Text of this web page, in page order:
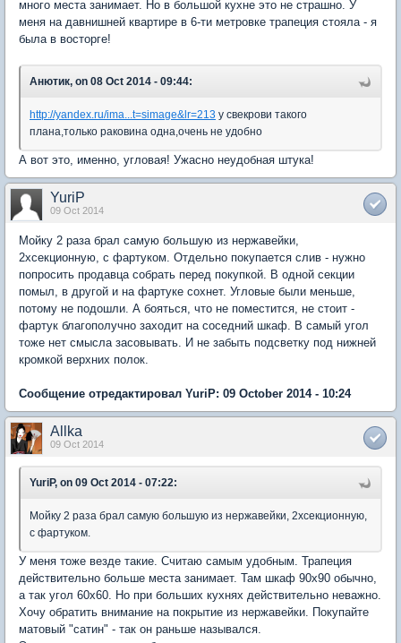
много места занимает. Но в большой кухне это не страшно. У
меня на давнишней квартире в 6-ти метровке трапеция стояла - я
была в восторге!
Анютик, on 08 Oct 2014 - 09:44:
http://yandex.ru/ima...t=simage&lr=213 у свекрови такого
плана,только раковина одна,очень не удобно
А вот это, именно, угловая! Ужасно неудобная штука!
YuriP
09 Oct 2014
Мойку 2 раза брал самую большую из нержавейки,
2хсекционную, с фартуком. Отдельно покупается слив - нужно
попросить продавца собрать перед покупкой. В одной секции
помыл, в другой и на фартуке сохнет. Угловые были меньше,
потому не подошли. А бояться, что не поместится, не стоит -
фартук благополучно заходит на соседний шкаф. В самый угол
тоже нет смысла засовывать. И не забыть подсветку под нижней
кромкой верхних полок.
Сообщение отредактировал YuriP: 09 October 2014 - 10:24
Allka
09 Oct 2014
YuriP, on 09 Oct 2014 - 07:22:
Мойку 2 раза брал самую большую из нержавейки, 2хсекционную,
с фартуком.
У меня тоже везде такие. Считаю самым удобным. Трапеция
действительно больше места занимает. Там шкаф 90х90 обычно,
а так угол 60х60. Но при больших кухнях действительно неважно.
Хочу обратить внимание на покрытие из нержавейки. Покупайте
матовый "сатин" - так он раньше назывался.